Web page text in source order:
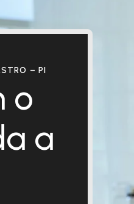
– PI
o
a